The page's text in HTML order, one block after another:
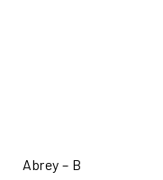
Abrey – B